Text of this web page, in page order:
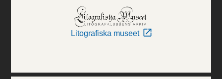
Litografiska museet